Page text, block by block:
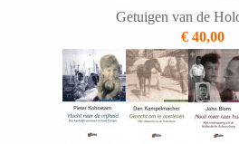
Getuigen van de
€ 40,00